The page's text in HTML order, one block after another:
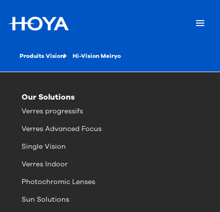
Produits Vision Hi-Vision Meiryo
Our Solutions
Verres progressifs
Verres Advanced Focus
Single Vision
Verres Indoor
Photochromic Lenses
Sun Solutions